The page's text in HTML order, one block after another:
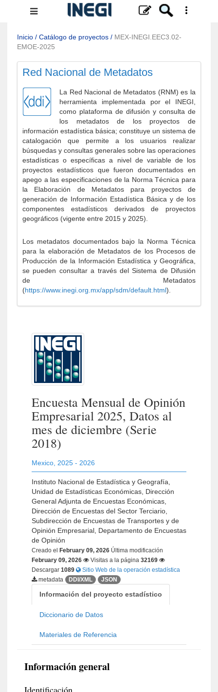
Menú
navegación
Inicio / Catálogo de proyectos / MEX-INEGI.EEC3.02-
EMOE-2025
Red Nacional de Metadatos
La Red Nacional de Metadatos (RNM) es la
herramienta implementada por el INEGI,
como plataforma de difusión y consulta de
los metadatos de los proyectos de
información estadística básica; constituye un sistema de
catalogación que permite a los usuarios realizar
búsquedas y consultas generales sobre las operaciones
estadísticas o específicas a nivel de variable de los
proyectos estadísticos que fueron documentados en
apego a las especificaciones de la Norma Técnica para
la Elaboración de Metadatos para proyectos de
generación de Información Estadística Básica y de los
componentes estadísticos derivados de proyectos
geográficos (vigente entre 2015 y 2025).
Los metadatos documentados bajo la Norma Técnica
para la elaboración de Metadatos de los Procesos de
Producción de la Información Estadística y Geográfica,
se pueden consultar a través del Sistema de Difusión
de Metadatos
(https://www.inegi.org.mx/app/sdm/default.html).
Encuesta Mensual de Opinión
Empresarial 2025, Datos al
mes de diciembre (Serie
2018)
Mexico 2025 - 2026
Instituto Nacional de Estadística y Geografía,
Unidad de Estadísticas Económicas, Dirección
General Adjunta de Encuestas Económicas,
Dirección de Encuestas del Sector Terciario,
Subdirección de Encuestas de Transportes y de
Opinión Empresarial, Departamento de Encuestas
de Opinión
Creado el February 09, 2026 Última modificación
February 09, 2026
Visitas a la página 32169
Descargar 1089
Sitio Web de la operación estadística
metadata
DDI/XML JSON
Información del proyecto estadístico
Diccionario de Datos
Materiales de Referencia
Información general
Identificación